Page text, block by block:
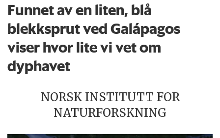
Funnet av en liten, blå
blekksprut ved Galápagos
viser hvor lite vi vet om
dyphavet
NORSK INSTITUTT FOR
NATURFORSKNING